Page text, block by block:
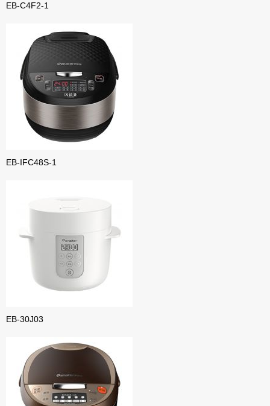
EB-C4F2-1
EB-IFC48S-1
EB-30J03